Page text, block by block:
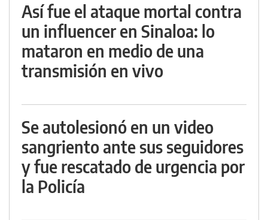
Así fue el ataque mortal contra
un influencer en Sinaloa: lo
mataron en medio de una
transmisión en vivo
Se autolesionó en un video
sangriento ante sus seguidores
y fue rescatado de urgencia por
la Policía